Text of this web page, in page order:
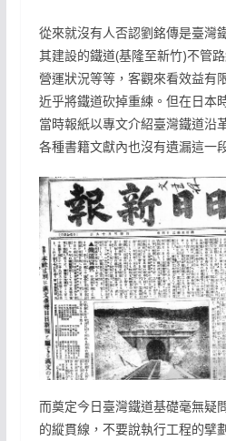
從來就沒有人否認劉銘傳是臺灣
其建設的鐵道(基隆至新竹)不管
營運狀況等等，客觀來看效益有
近乎將鐵道砍掉重練。但在日本
當時報紙以專文介紹臺灣鐵道沿
各種書籍文獻內也沒有遺漏這一
而奠定今日臺灣鐵道基礎毫無疑
的縱貫線，不要說執行工程的擘